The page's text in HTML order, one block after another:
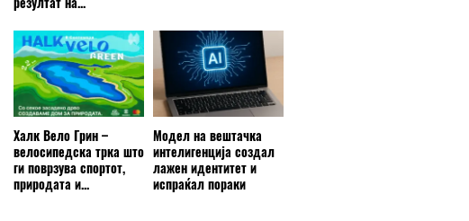
Халк Вело Грин –
велосипедска трка што
ги поврзува спортот,
природата и...
Модел на вештачка
интелигенција создал
лажен идентитет и
испраќал пораки